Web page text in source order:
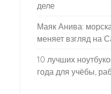
деле
Маяк Анива:
меняет взгляд на
10 лучших
года для учёбы,